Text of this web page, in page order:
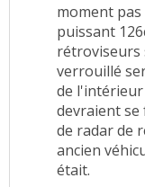
moment
puissant
rétroviseurs
verrouillé
de
devraient se
de radar de
ancien
était.